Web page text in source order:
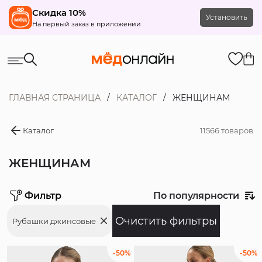
Скидка 10%
На первый заказ в приложении
Установить
ГЛАВНАЯ СТРАНИЦА КАТАЛОГ ЖЕНЩИНАМ
Каталог 11566 товаров
ЖЕНЩИНАМ
Фильтр
Рубашки джинсовые
По популярности
-50% -50%